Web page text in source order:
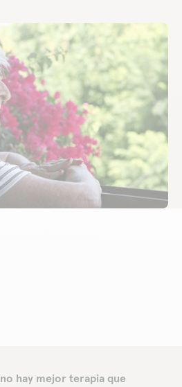
no hay mejor terapia que